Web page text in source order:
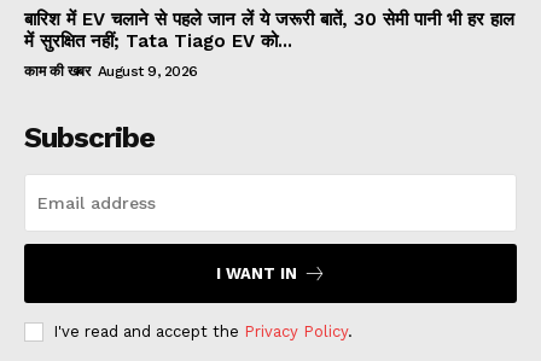
बारिश में EV चलाने से पहले जान लें ये जरूरी बातें, 30 सेमी पानी भी हर हाल
में सुरक्षित नहीं; Tata Tiago EV को...
काम की खबर August 9, 2026
Subscribe
I WANT IN
I've read and accept the Privacy Policy.